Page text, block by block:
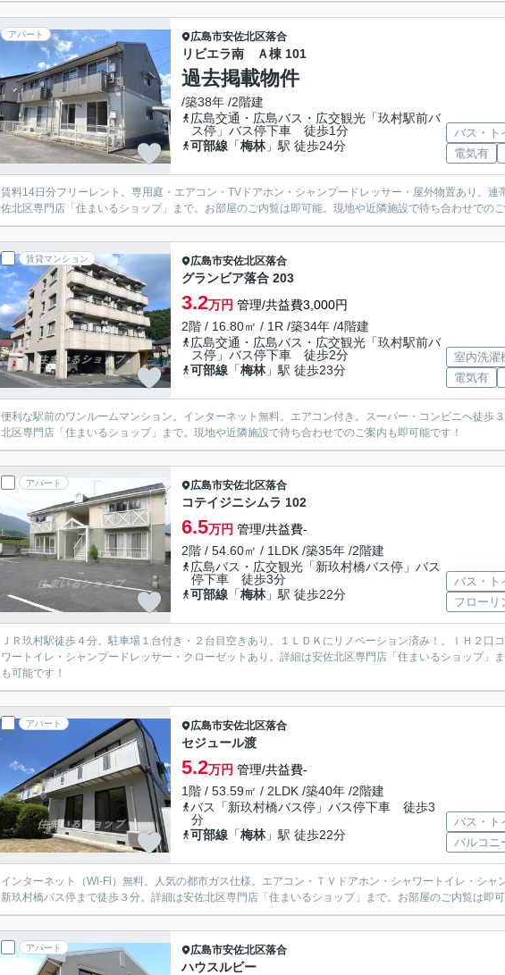
アパート 広島市安佐北区落合
リビエラ南 Ａ棟 101
過去掲載物件
/築38年 /2階建
広島交通・広島バス・広交観光「玖村駅前バ
ス停」バス停下車 徒歩1分
可部線 「梅林」駅 徒歩24分
バス・ト
電気有
賃料14日分フリーレント。専用庭・エアコン・TVドアホン・シャンプードレッサー・屋外物置あり。
佐北区専門店「住まいるショップ」まで。お部屋のご内覧は即可能。現地や近隣施設で待ち合わせでのご
賃貸マンション 広島市安佐北区落合
グランビア落合 203
3.2万円 管理/共益費3,000円
2階 / 16.80㎡ / 1R /築34年 /4階建
広島交通・広島バス・広交観光「玖村駅前バ
ス停」バス停下車 徒歩2分
可部線 「梅林」駅 徒歩23分
室内洗濯
電気有
便利な駅前のワンルームマンション。インターネット無料。エアコン付き。スーパー・コンビニへ徒歩
北区専門店「住まいるショップ」まで。現地や近隣施設で待ち合わせでのご案内も即可能です！
アパート 広島市安佐北区落合
コテイジニシムラ 102
6.5万円 管理/共益費-
2階 / 54.60㎡ / 1LDK /築35年 /2階建
広島バス・広交観光「新玖村橋バス停」バス
停下車 徒歩3分
可部線 「梅林」駅 徒歩22分
バス・ト
フローリ
ＪＲ玖村駅徒歩４分。駐車場１台付き・２台目空きあり。１ＬＤＫにリノベーション済み！。ＩＨ２口
ワートイレ・シャンプードレッサー・クローゼットあり。詳細は安佐北区専門店「住まいるショップ」
も可能です！
アパート 広島市安佐北区落合
セジュール渡
5.2万円 管理/共益費-
1階 / 53.59㎡ / 2LDK /築40年 /2階建
バス「新玖村橋バス停」バス停下車 徒歩3
分
可部線 「梅林」駅 徒歩22分
バス・ト
バルコニ
インターネット（Wi-Fi）無料。人気の都市ガス仕様。エアコン・ＴＶドアホン・シャワートイレ・シャ
新玖村橋バス停まで徒歩３分。詳細は安佐北区専門店「住まいるショップ」まで。お部屋のご内覧は即可
アパート 広島市安佐北区落合
ハウスルビー